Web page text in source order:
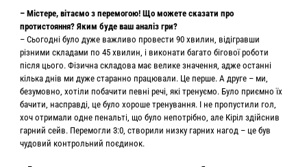
– Містере, вітаємо з перемогою! Що можете сказати про
протистояння? Яким буде ваш аналіз гри?
– Сьогодні було дуже важливо провести 90 хвилин, відігравши
різними складами по 45 хвилин, і виконати багато бігової роботи
після цього. Фізична складова має велике значення, адже останні
кілька днів ми дуже старанно працювали. Це перше. А друге – ми,
безумовно, хотіли побачити певні речі, які тренуємо. Було приємно їх
бачити, насправді, це було хороше тренування. І не пропустили гол,
хоч отримали одне пенальті, що було непотрібно, але Кіріл здійснив
гарний сейв. Перемогли 3:0, створили низку гарних нагод – це був
чудовий контрольний поєдинок.